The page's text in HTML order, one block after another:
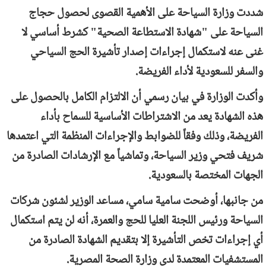
شددت وزارة السياحة على الأهمية القصوى لحصول حجاج
السياحة على "شهادة الاستطاعة الصحية" كشرط أساسي لا
غنى عنه لاستكمال إجراءات إصدار تأشيرة الحج السياحي
والسفر للسعودية لأداء الفريضة.
وأكدت الوزارة في بيان رسمي أن الالتزام الكامل بالحصول على
هذه الشهادة يعد من الاشتراطات الأساسية للسماح بأداء
الفريضة، وذلك وفقاً للضوابط والإجراءات المنظمة التي اعتمدها
شريف فتحي وزير السياحة، وتماشياً مع الإرشادات الصادرة من
الجهات المختصة بالسعودية.
من جانبها، أوضحت سامية سامي، مساعد الوزير لشئون شركات
السياحة ورئيس اللجنة العليا للحج والعمرة، أنه لن يتم استكمال
أي إجراءات تخص التأشيرة إلا بتقديم الشهادة الصادرة من
المستشفيات المعتمدة لدى وزارة الصحة المصرية.